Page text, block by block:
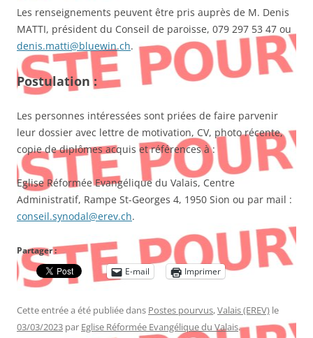
Les renseignements peuvent être pris auprès de M. Denis
MATTI, président du Conseil de paroisse, 079 297 53 47 ou
denis.matti@bluewin.ch.
Postulation :
Les personnes intéressées sont priées de faire parvenir
leur dossier avec lettre de motivation, CV, photo récente,
copie de diplômes acquis et références à :
Eglise Réformée Evangélique du Valais, Centre
Administratif, Rampe St-Georges 4, 1950 Sion ou par mail :
conseil.synodal@erev.ch.
Partager :
E-mail
Imprimer
Cette entrée a été publiée dans Postes pourvus,Valais (EREV) le
03/03/2023 par Eglise Réformée Evangélique du Valais.